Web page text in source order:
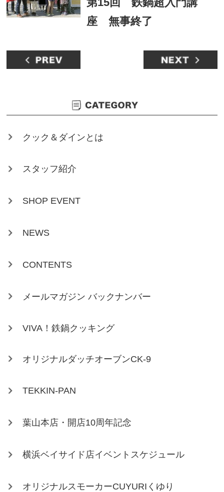
座 無事終了
クック＆ダインとは
スタッフ紹介
SHOP EVENT
NEWS
CONTENTS
メールマガジン バックナンバー
VIVA！鉄鍋クッキング
オリジナルダッチオーブンCK-9
TEKKIN-PAN
葉山本店・開店10周年記念
横浜ベイサイド店イベントスケジュール
オリジナルスモーカーCUYURIくゆり